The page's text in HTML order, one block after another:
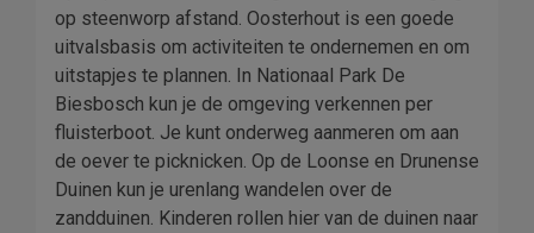
op steenworp afstand. Oosterhout is een goede
uitvalsbasis om activiteiten te ondernemen en om
uitstapjes te plannen. In Nationaal Park De
Biesbosch kun je de omgeving verkennen per
fluisterboot. Je kunt onderweg aanmeren om aan
de oever te picknicken. Op de Loonse en Drunense
Duinen kun je urenlang wandelen over de
zandduinen. Kinderen rollen hier van de duinen naar